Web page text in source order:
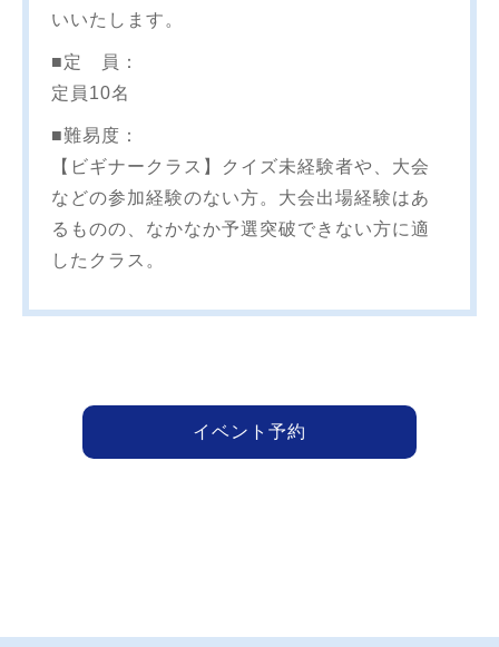
いいたします。
■定 員：
定員10名
■難易度：
【ビギナークラス】クイズ未経験者や、大会
などの参加経験のない方。大会出場経験はあ
るものの、なかなか予選突破できない方に適
したクラス。
イベント予約